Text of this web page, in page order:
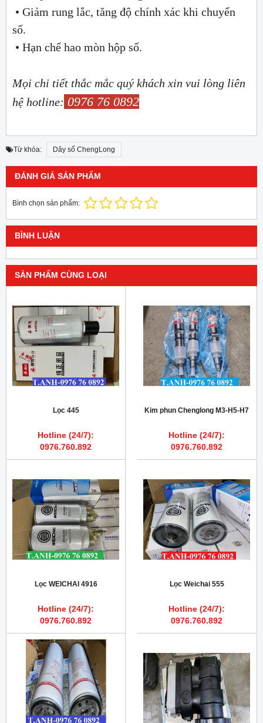
• Giảm rung lắc, tăng độ chính xác khi chuyển
số.
• Hạn chế hao mòn hộp số.
Mọi chi tiết thắc mắc quý khách xin vui lòng liên
hệ hotline: 0976 76 0892
Từ khóa: Dây số ChengLong
ĐÁNH GIÁ SẢN PHẨM
Bình chọn sản phẩm:
BÌNH LUẬN
SẢN PHẨM CÙNG LOẠI
Lọc 445
Hotline (24/7):
0976.760.892
Kim phun Chenglong M3-H5-H7
Hotline (24/7):
0976.760.892
Lọc WEICHAI 4916
Hotline (24/7):
0976.760.892
Lọc Weichai 555
Hotline (24/7):
0976.760.892